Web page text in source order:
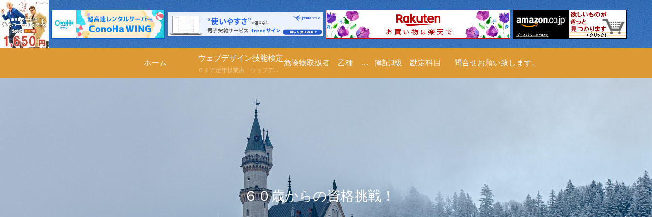
６０歳からの資格挑戦！
ホーム
ウェブデザイン技能検定
６１才定年起業家 ウェブデザイン技能検定の勉強を２０２５年０５月２３日より勉強します。ノート代わりにブログに書きますので、皆さんも一緒に勉強しませんか？尚、ご指導も頂けたら嬉しいです。宜しくお願い致します。
危険物取扱者 乙種 第４類 簿記3級 勘定科目 問合せお願い致します。